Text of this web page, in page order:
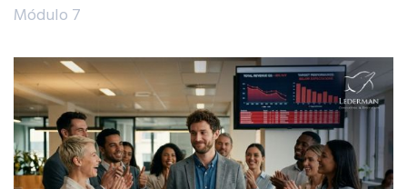
Módulo 7